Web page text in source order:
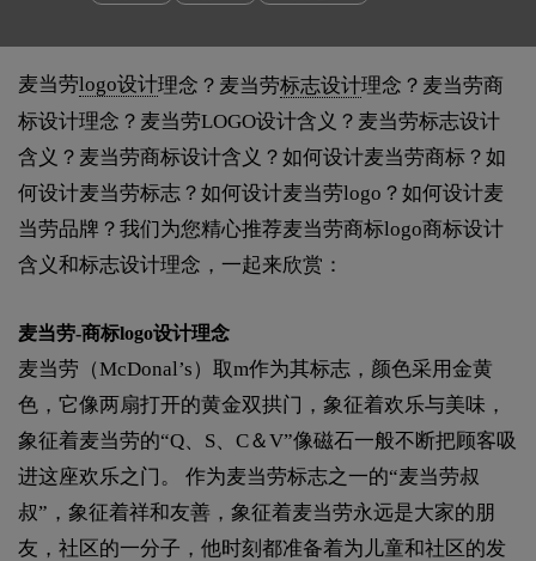
麦当劳logo设计理念？麦当劳标志设计理念？麦当劳商
标设计理念？麦当劳LOGO设计含义？麦当劳标志设计
含义？麦当劳商标设计含义？如何设计麦当劳商标？如
何设计麦当劳标志？如何设计麦当劳logo？如何设计麦
当劳品牌？我们为您精心推荐麦当劳商标logo商标设计
含义和标志设计理念，一起来欣赏：
麦当劳-商标logo设计理念
麦当劳（McDonal’s）取m作为其标志，颜色采用金黄
色，它像两扇打开的黄金双拱门，象征着欢乐与美味，
象征着麦当劳的“Q、S、C＆V”像磁石一般不断把顾客吸
进这座欢乐之门。 作为麦当劳标志之一的“麦当劳叔
叔”，象征着祥和友善，象征着麦当劳永远是大家的朋
友，社区的一分子，他时刻都准备着为儿童和社区的发